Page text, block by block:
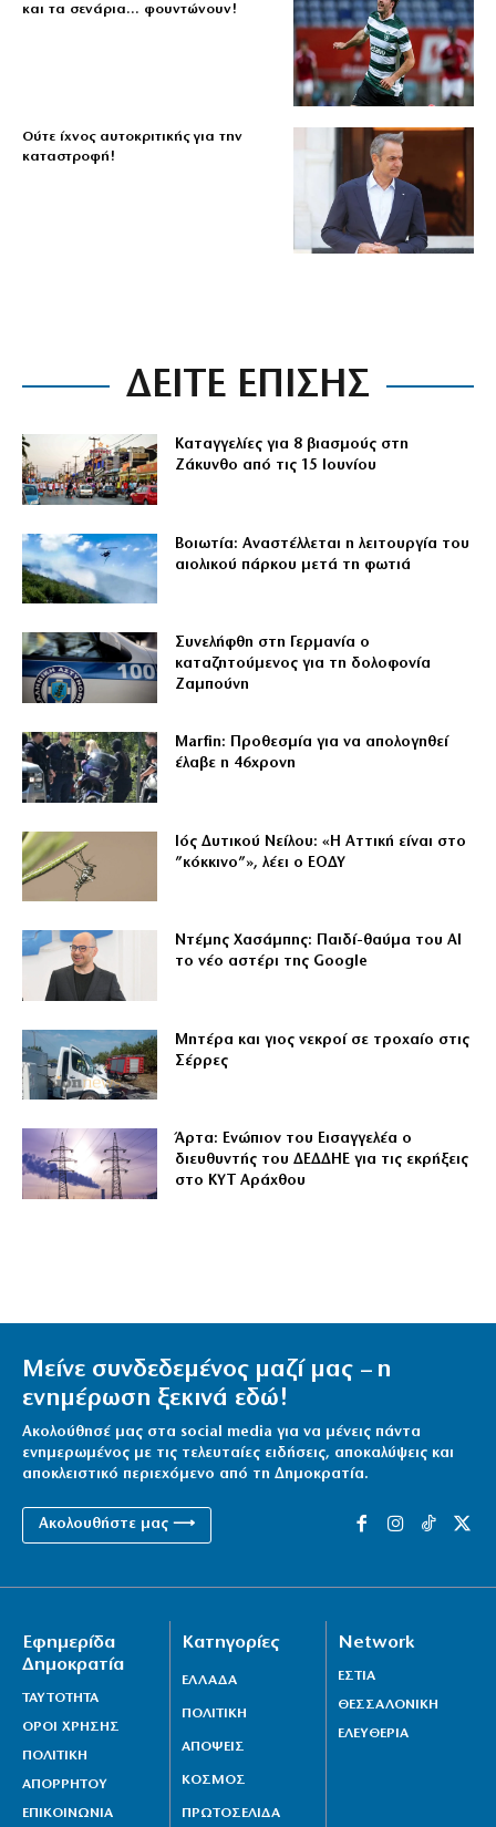
και τα σενάρια… φουντώνουν!
Ούτε ίχνος αυτοκριτικής για την
καταστροφή!
ΔΕΙΤΕ ΕΠΙΣΗΣ
Καταγγελίες για 8 βιασμούς στη
Ζάκυνθο από τις 15 Ιουνίου
Βοιωτία: Αναστέλλεται η λειτουργία του
αιολικού πάρκου μετά τη φωτιά
Συνελήφθη στη Γερμανία ο
καταζητούμενος για τη δολοφονία
Ζαμπούνη
Marfin: Προθεσμία για να απολογηθεί
έλαβε η 46χρονη
Ιός Δυτικού Νείλου: «Η Αττική είναι στο
”κόκκινο”», λέει ο ΕΟΔΥ
Ντέμης Χασάμπης: Παιδί-θαύμα του ΑΙ
το νέο αστέρι της Google
Μητέρα και γιος νεκροί σε τροχαίο στις
Σέρρες
Άρτα: Ενώπιον του Εισαγγελέα ο
διευθυντής του ΔΕΔΔΗΕ για τις εκρήξεις
στο ΚΥΤ Αράχθου
Μείνε συνδεδεμένος μαζί μας – η
ενημέρωση ξεκινά εδώ!
Ακολούθησέ μας στα social media για να μένεις πάντα
ενημερωμένος με τις τελευταίες ειδήσεις, αποκαλύψεις και
αποκλειστικό περιεχόμενο από τη Δημοκρατία.
Ακολουθήστε μας ⟶
Εφημερίδα
Δημοκρατία
ΤΑΥΤΟΤΗΤΑ
ΟΡΟΙ ΧΡΗΣΗΣ
ΠΟΛΙΤΙΚΗ
ΑΠΟΡΡΗΤΟΥ
ΕΠΙΚΟΙΝΩΝΙΑ
Κατηγορίες
ΕΛΛΑΔΑ
ΠΟΛΙΤΙΚΗ
ΑΠΟΨΕΙΣ
ΚΟΣΜΟΣ
ΠΡΩΤΟΣΕΛΙΔΑ
Network
ΕΣΤΙΑ
ΘΕΣΣΑΛΟΝΙΚΗ
ΕΛΕΥΘΕΡΙΑ